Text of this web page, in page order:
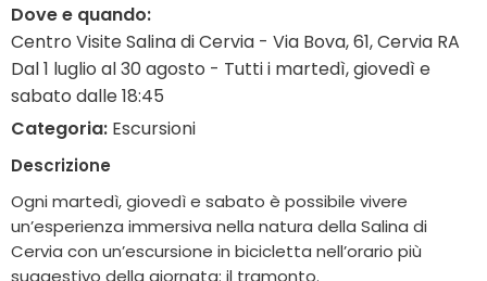
Dove e quando:
Centro Visite Salina di Cervia - Via Bova, 61, Cervia RA
Dal 1 luglio al 30 agosto - Tutti i martedì, giovedì e
sabato dalle 18:45
Categoria: Escursioni
Descrizione
Ogni martedì, giovedì e sabato è possibile vivere
un’esperienza immersiva nella natura della Salina di
Cervia con un’escursione in bicicletta nell’orario più
suggestivo della giornata: il tramonto.